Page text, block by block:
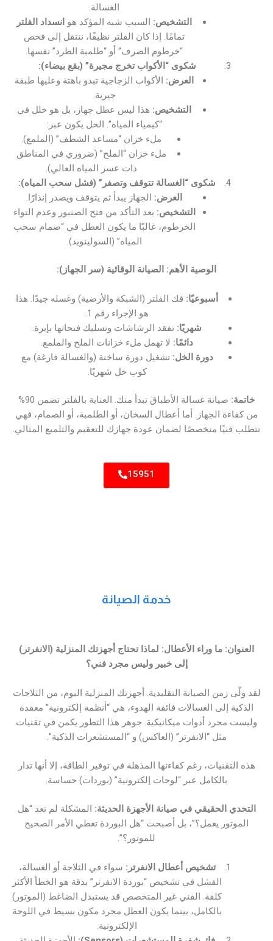
الغسالة.
التشخيص: السبب شبه المؤكد هو انسداد الفلتر
تمامًا. إذا كان الفلتر نظيفًا، ننتقل إلى فحص
“خرطوم الصرف” أو “طلمبة الطرد” نفسها.
شكوى “الأكواب تخرج مجيرة” (بقع بيضاء):
العرض: الأكواب الزجاجية تبدو باهتة وعليها طبقة
جيرية.
التشخيص: هذا ليس عطل جهاز، بل هو خلل في
“كيمياء المياه”. الحل يكون عبر:
ملء خزان “مساعد الشطف” (الملمع).
ملء خزان “الملح” (ضروري في المناطق
ذات عسر المياه العالي).
شكوى “الغسالة تتوقف وتصفر” (فشل سحب المياه):
العرض: الجهاز يبدأ ثم يتوقف ويصدر إنذارًا.
التشخيص: بعد التأكد من فتح الصنبور وعدم التواء
الخرطوم، غالبًا ما يكون العطل في “صمام سحب
المياه” (السولينويد).
الوصية الأهم: الصيانة الوقائية (سر الجهاز):
أسبوعيًا: فك الفلتر (الشبكة والأرضية) وغسله جيدًا. هذا
هو الإجراء رقم 1.
شهريًا: تفقد الرشاشات وتسليك فتحاتها بإبرة.
دائمًا: لا تهمل ملء خزانات الملح والملمع.
دورة الخل: تشغيل دورة ساخنة (والغسالة فارغة) مع
كوب خل شهريًا.
خاتمة:
صيانة غسالة الأطباق تبدأ منك. العناية بالفلتر تضمن 90%
من كفاءة الجهاز. أما أعطال السخان، أو الطلمبة، أو الصمام، فهي
تتطلب فنيًا متخصصًا لضمان عودة جهازك للتعقيم والتلميع المثالي.
15951
خدمة الصيانة
العنوان: ما وراء الأعطال: لماذا تحتاج أجهزتك المنزلية (الانفرتر)
إلى خبير وليس مجرد فني؟
لقد ولّى زمن الصيانة التقليدية. أجهزتك المنزلية اليوم، من الثلاجات
الذكية إلى الغسالات فائقة الهدوء، هي “أنظمة إلكترونية” معقدة
وليست مجرد أدوات ميكانيكية. جوهر هذا التطور يكمن في تقنيات
مثل “الانفرتر” (العاكس) و “المستشعرات الذكية”.
هذه التقنيات، رغم كفاءتها المذهلة في توفير الطاقة، إلا أنها تدار
بالكامل عبر “لوحات إلكترونية” (بوردات) حساسة.
التحدي الحقيقي في صيانة الأجهزة الحديثة: المشكلة لم تعد “هل
الموتور يعمل؟”، بل أصبحت “هل البوردة تعطي الأمر الصحيح
للموتور؟”.
تشخيص أعطال الانفرتر: سواء في الثلاجة أو الغسالة،
الفشل في تشخيص “بوردة الانفرتر” بدقة هو الخطأ الأكثر
كلفة. الفني غير المتخصص قد يستبدل الضاغط (الموتور)
بالكامل، بينما يكون العطل مجرد مكون بسيط في اللوحة
الإلكترونية.